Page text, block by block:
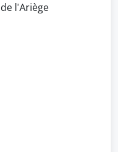
l'Ariège